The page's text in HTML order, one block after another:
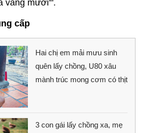
vàng mười'".
cấp
Hai chị em mải mưu sinh
quên lấy chồng, U80 xâu
mành trúc mong cơm có thịt
3 con gái lấy chồng xa, mẹ